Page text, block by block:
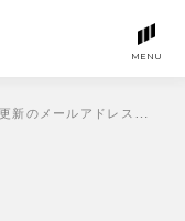
MENU
新のメールアドレス登録